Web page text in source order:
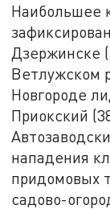
Наибольшее
Дзержинске
Ветлужском
Новгороде
Приокский
нападения
придомовых
садово-